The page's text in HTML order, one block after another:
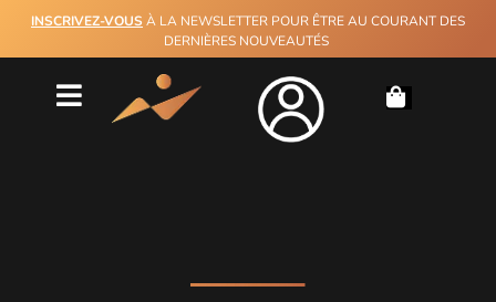
INSCRIVEZ-VOUS À LA NEWSLETTER POUR ÊTRE AU COURANT DES
DERNIÈRES NOUVEAUTÉS